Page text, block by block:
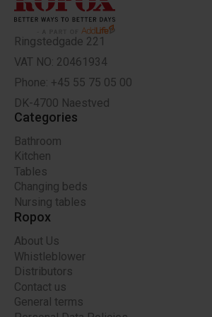
Ringstedgade 221
VAT NO: 20461934
Phone: +45 55 75 05 00
DK-4700 Naestved
Categories
Bathroom
Kitchen
Tables
Changing beds
Nursing tables
Ropox
About Us
Whistleblower
Distributors
Contact us
General terms